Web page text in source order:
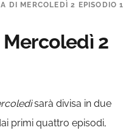
DI MERCOLEDÌ 2 EPISODIO 1
2
sarà divisa in due
primi quattro episodi,